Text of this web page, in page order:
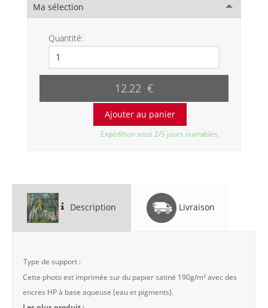
Ma sélection
Quantité:
12.22 €
Expédition sous 2/5 jours ouvrables.
Description Livraison
Type de support :
Cette photo est imprimée sur du papier satiné 190g/m² avec des
encres HP à base aqueuse (eau et pigments).